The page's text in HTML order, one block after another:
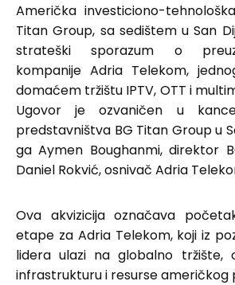
Američka investiciono-
Titan Group, sa sedištem u San
strateški sporazum o
kompanije Adria Telekom,
domaćem tržištu IPTV, OTT i
Ugovor je ozvaničen u
predstavništva BG Titan Group u
ga Aymen Boughanmi, direktor
Daniel Rokvić, osnivač Adria
Ova akvizicija označava
etape za Adria Telekom, koji iz
lidera ulazi na globalno tržište,
infrastrukturu i resurse američkog